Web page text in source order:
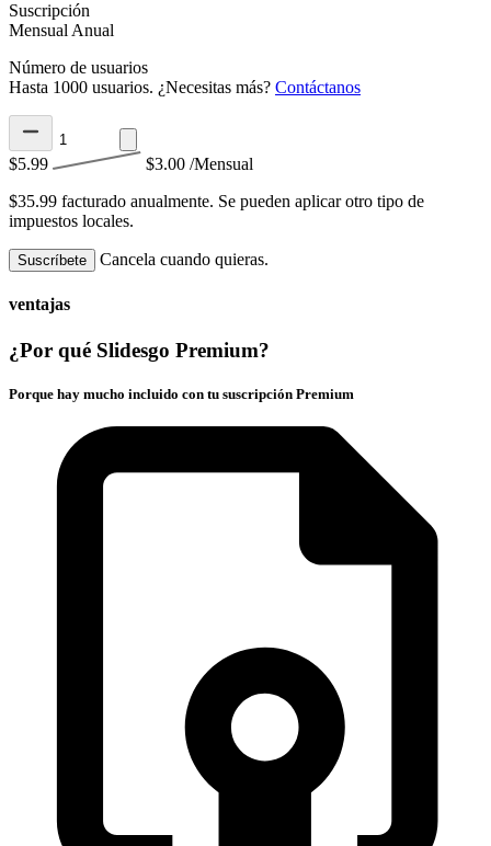
Suscripción
Mensual Anual
Número de usuarios
Hasta 1000 usuarios. ¿Necesitas más? Contáctanos
$5.99 $3.00 /Mensual
$35.99 facturado anualmente. Se pueden aplicar otro tipo de
impuestos locales.
Suscríbete Cancela cuando quieras.
ventajas
¿Por qué Slidesgo Premium?
Porque hay mucho incluido con tu suscripción Premium